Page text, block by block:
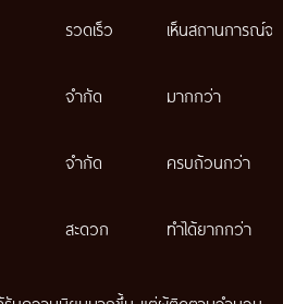
รวดเร็ว เห็นสถานการณ์จ
จำกัด มากกว่า
จำกัด ครบถ้วนกว่า
สะดวก ทำได้ยากกว่า